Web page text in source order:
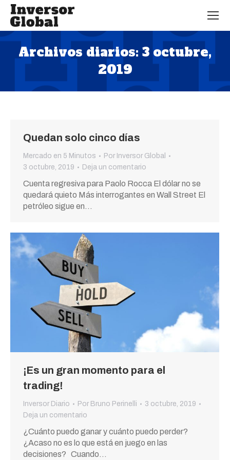
Archivos diarios: 3 octubre,
2019
Estás aquí:
Quedan solo cinco días
Mercado en 5 Minutos Por Inversor Global
3 octubre, 2019
Deja un comentario
Cuenta regresiva para Paolo Rocca El dólar no se
quedará quieto Más interrogantes en Wall Street El
petróleo sigue en…
¡Es un gran momento para el
trading!
Inversor Diario Por Bruno Perinelli
3 octubre, 2019
Deja un comentario
¿Cuánto puedo ganar y cuánto puedo perder?
¿Acaso no es lo que está en juego en las
decisiones? Cuando…